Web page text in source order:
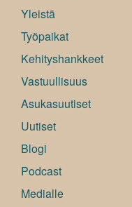
Yleistä
Työpaikat
Kehityshankkeet
Vastuullisuus
Asukasuutiset
Uutiset
Blogi
Podcast
Medialle